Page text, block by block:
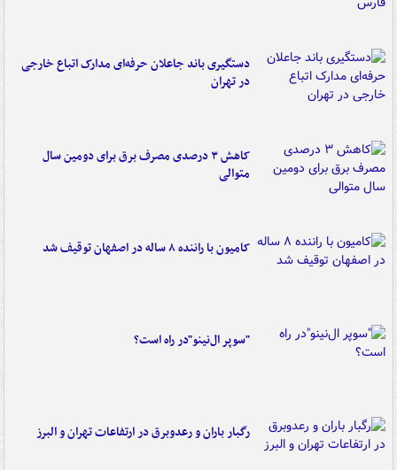
دستگیری باند جاعلان حرفه‌ای مدارک اتباع خارجی
در تهران
کاهش ۳ درصدی مصرف برق برای دومین سال
متوالی
کامیون با راننده ۸ ساله در اصفهان توقیف شد
"سوپر ال‌نینو"در راه است؟
رگبار باران و رعدوبرق در ارتفاعات تهران و البرز